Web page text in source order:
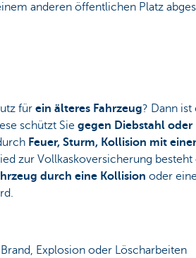
anderen öffentlichen Platz
fürein älteres Fahrzeug? Dann ist
schützt Sie gegen Diebstahl oder
Feuer, Sturm, Kollision mit
zur Vollkaskoversicherung besteht
durch eine Kollision oder
Explosion oder Löscharbeiten